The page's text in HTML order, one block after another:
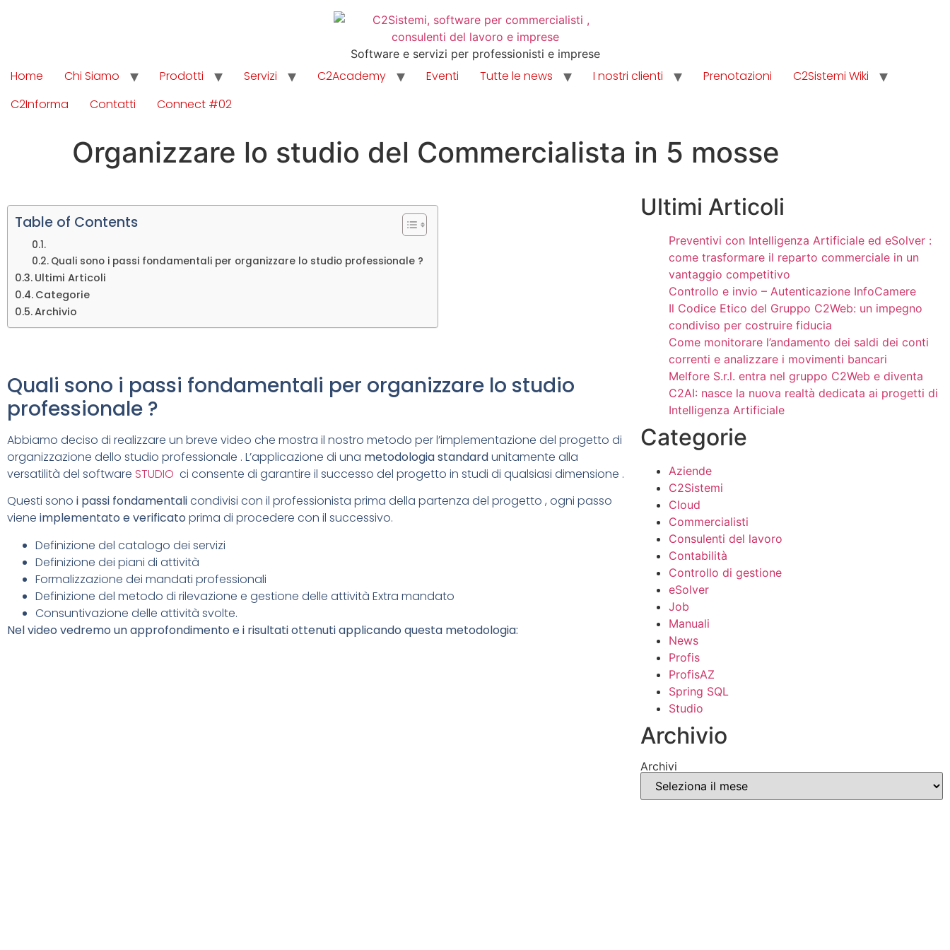
Software e servizi per professionisti e imprese
Home Chi Siamo Prodotti Servizi C2Academy Eventi Tutte le news I nostri clienti Prenotazioni
C2Sistemi Wiki
C2Informa
Contatti Connect #02
Organizzare lo studio del Commercialista in 5 mosse
Table of Contents
Quali sono i passi fondamentali per organizzare lo studio professionale ?
Ultimi Articoli
Categorie
Archivio
Quali sono i passi fondamentali per organizzare lo studio
professionale ?
Abbiamo deciso di realizzare un breve video che mostra il nostro metodo per l’implementazione del progetto di
organizzazione dello studio professionale . L’applicazione di una metodologia standardunitamente alla
versatilità del software STUDIO ci consente di garantire il successo del progetto in studi di qualsiasi dimensione .
Questi sono i passi fondamentalicondivisi con il professionista prima della partenza del progetto , ogni passo
viene implementato e verificato prima di procedere con il successivo.
Definizione del catalogo dei servizi
Definizione dei piani di attività
Formalizzazione dei mandati professionali
Definizione del metodo di rilevazione e gestione delle attività Extra mandato
Consuntivazione delle attività svolte.
Nel video vedremo un approfondimento e i risultati ottenuti applicando questa metodologia:
Ultimi Articoli
Preventivi con Intelligenza Artificiale ed eSolver :
come trasformare il reparto commerciale in un
vantaggio competitivo
Controllo e invio – Autenticazione InfoCamere
Il Codice Etico del Gruppo C2Web: un impegno
condiviso per costruire fiducia
Come monitorare l’andamento dei saldi dei conti
correnti e analizzare i movimenti bancari
Melfore S.r.l. entra nel gruppo C2Web e diventa
C2AI: nasce la nuova realtà dedicata ai progetti di
Intelligenza Artificiale
Categorie
Aziende
C2Sistemi
Cloud
Commercialisti
Consulenti del lavoro
Contabilità
Controllo di gestione
eSolver
Job
Manuali
News
Profis
ProfisAZ
Spring SQL
Studio
Archivio
Archivi